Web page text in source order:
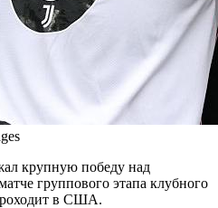
крупную победу над
группового этапа клубного
в США.